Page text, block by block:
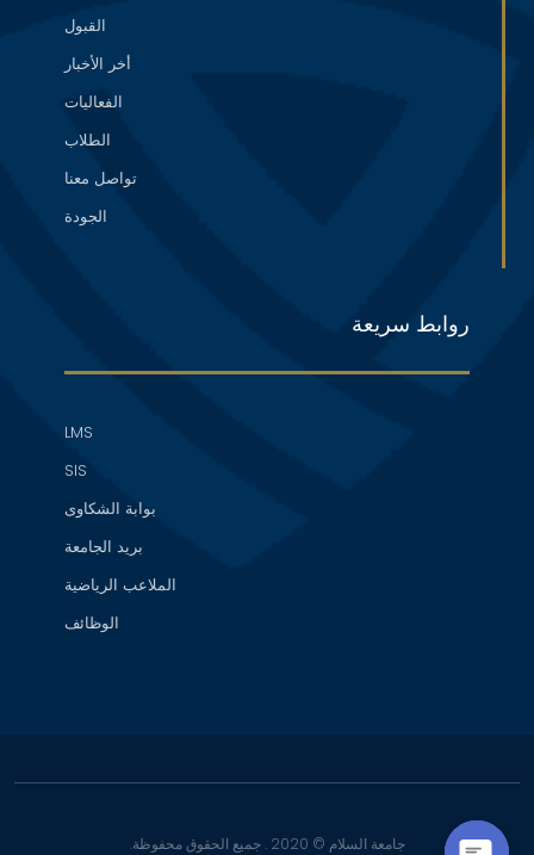
القبول
أخر الأخبار
الفعاليات
الطلاب
تواصل معنا
الجودة
روابط سريعة
LMS
SIS
بوابة الشكاوى
بريد الجامعة
الملاعب الرياضية
الوظائف
جامعة السلام © 2020 . جميع الحقوق محفوظة.